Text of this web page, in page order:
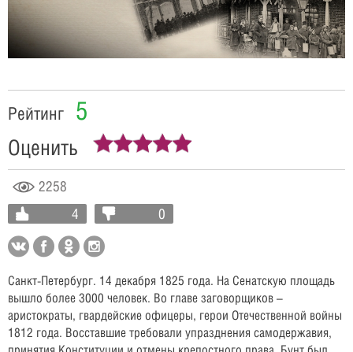
Video
2258
4
0
Рейтинг 5
Оценить
Санкт-Петербург. 14 декабря 1825 года. На Сенатскую площадь
вышло более 3000 человек. Во главе заговорщиков –
аристократы, гвардейские офицеры, герои Отечественной войны
1812 года. Восставшие требовали упразднения самодержавия,